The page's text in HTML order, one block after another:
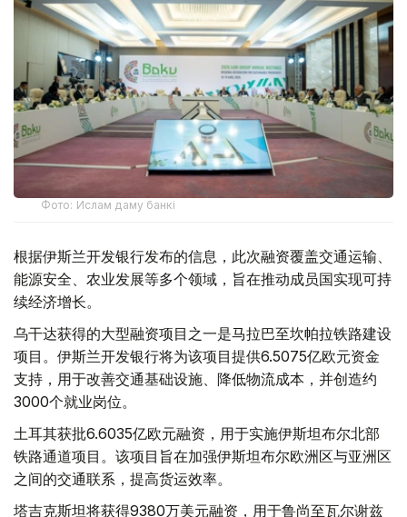
Фото: Ислам даму банкі
根据伊斯兰开发银行发布的信息，此次融资覆盖交通运输、
能源安全、农业发展等多个领域，旨在推动成员国实现可持
续经济增长。
乌干达获得的大型融资项目之一是马拉巴至坎帕拉铁路建设
项目。伊斯兰开发银行将为该项目提供6.5075亿欧元资金
支持，用于改善交通基础设施、降低物流成本，并创造约
3000个就业岗位。
土耳其获批6.6035亿欧元融资，用于实施伊斯坦布尔北部
铁路通道项目。该项目旨在加强伊斯坦布尔欧洲区与亚洲区
之间的交通联系，提高货运效率。
塔吉克斯坦将获得9380万美元融资，用于鲁尚至瓦尔谢兹